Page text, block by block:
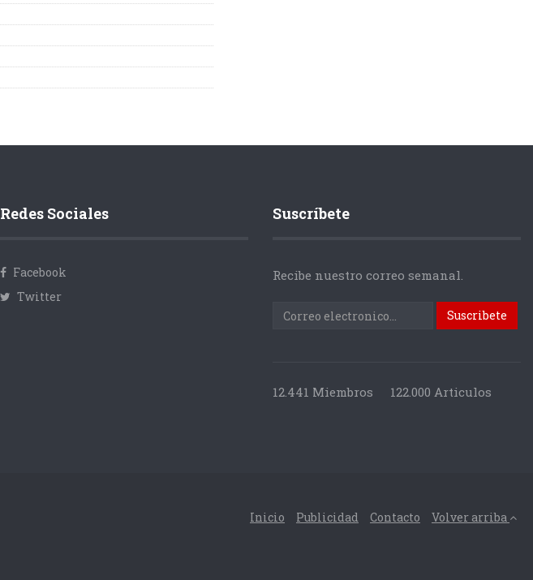
Redes Sociales
Facebook
Twitter
Suscríbete
Recibe nuestro correo semanal.
12.441 Miembros 122.000 Articulos
Inicio Publicidad Contacto Volver arriba